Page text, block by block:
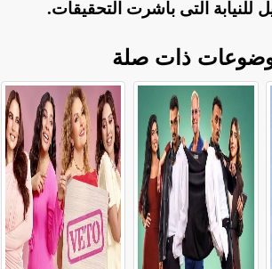
للنيابة التى باشرت التحقيقات.
ذات صلة